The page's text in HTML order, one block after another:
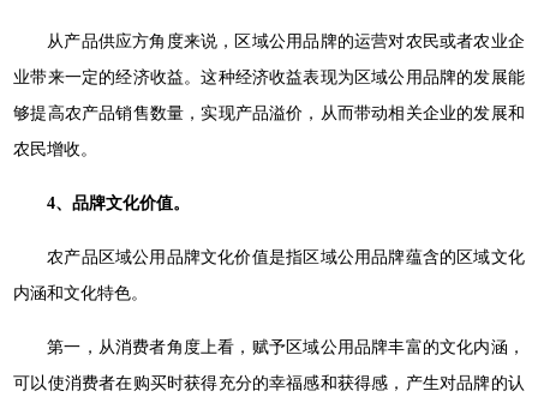
从产品供应方角度来说，区域公用品牌的运营对农民或者农业企
业带来一定的经济收益。这种经济收益表现为区域公用品牌的发展能
够提高农产品销售数量，实现产品溢价，从而带动相关企业的发展和
农民增收。
4、品牌文化价值。
农产品区域公用品牌文化价值是指区域公用品牌蕴含的区域文化
内涵和文化特色。
第一，从消费者角度上看，赋予区域公用品牌丰富的文化内涵，
可以使消费者在购买时获得充分的幸福感和获得感，产生对品牌的认